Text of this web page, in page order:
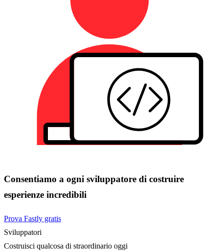
Consentiamo a ogni sviluppatore di costruire
esperienze incredibili
Prova Fastly gratis
Sviluppatori
Costruisci qualcosa di straordinario oggi